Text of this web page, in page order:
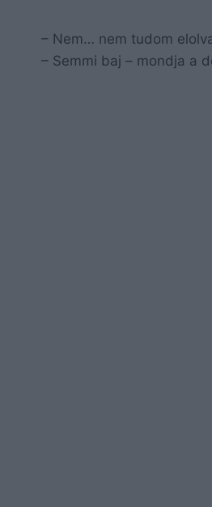
– Nem… nem tudom
– Semmi baj – mondja a